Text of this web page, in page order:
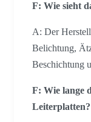
F: Wie sieht
A: Der
Belichtung,
Beschichtung
F: Wie lange
Leiterplatten?